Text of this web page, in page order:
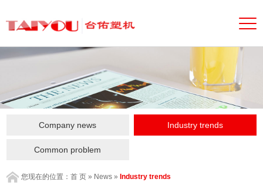
Company news Industry trends
Common problem
您现在的位置：首 页 » News »Industry trends